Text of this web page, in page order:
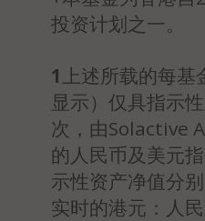
投资计划之一。
1 上述所载的每
显示）仅具指示
次，由Solactive
的人民币及美元
示性资产净值分
实时的港元：人